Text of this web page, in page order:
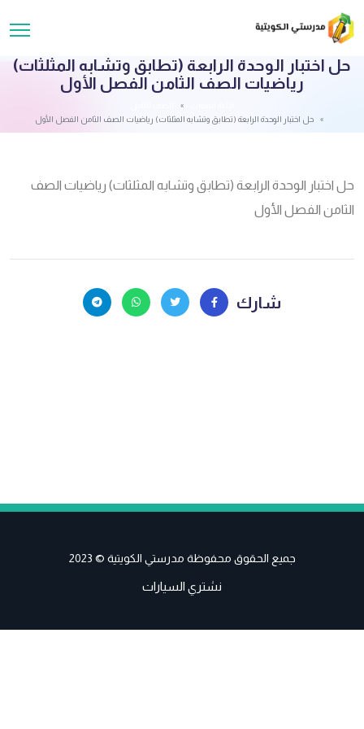
حل اختبار الوحدة الرابعة (تطابق وتشابه المثلثات)
رياضيات الصف الثامن الفصل الأول
حل اختبار الوحدة الرابعة (تطابق وتشابه المثلثات) رياضيات الصف الثامن الفصل الأول
حل اختبار الوحدة الرابعة (تطابق وتشابه المثلثات) رياضيات الصف
الثامن الفصل الأول
شارك
جميع الحقوق محفوظة مدرستي الكويتية © 2023
نشتري السيارات